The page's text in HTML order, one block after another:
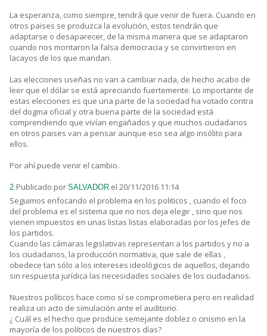
La esperanza, como siempre, tendrá que venir de fuera. Cuando en
otros paises se produzca la evolución, estos tendrán que
adaptarse o desaparecer, de la misma manera que se adaptaron
cuando nos montaron la falsa democracia y se convirtieron en
lacayos de los que mandan.
Las elecciones useñas no van a cambiar nada, de hecho acabo de
leer que el dólar se está apreciando fuertemente. Lo importante de
estas elecciones es que una parte de la sociedad ha votado contra
del dogma oficial y otra buena parte de la sociedad está
comprendiendo que vivían engañados y que muchos ciudadanos
en otros paises van a pensar aunque eso sea algo insólito para
ellos.
Por ahí puede venir el cambio.
2.Publicado por SALVADOR el 20/11/2016 11:14
Seguimos enfocando el problema en los politicos , cuando el foco
del problema es el sistema que no nos deja elegir , sino que nos
vienen impuestos en unas listas listas elaboradas por los jefes de
los partidos.
Cuando las cámaras legislativas representan a los partidos y no a
los ciudadanos, la producción normativa, que sale de ellas ,
obedece tan sólo a los intereses ideológicos de aquellos, dejando
sin respuesta jurídica las necesidades sociales de los ciudadanos.
Nuestros políticos hace como sí se comprometiera pero en realidad
realiza un acto de simulación ante el auditorio.
¿ Cuál es el hecho que produce semejante doblez o cinismo en la
mayoría de los políticos de nuestros días?